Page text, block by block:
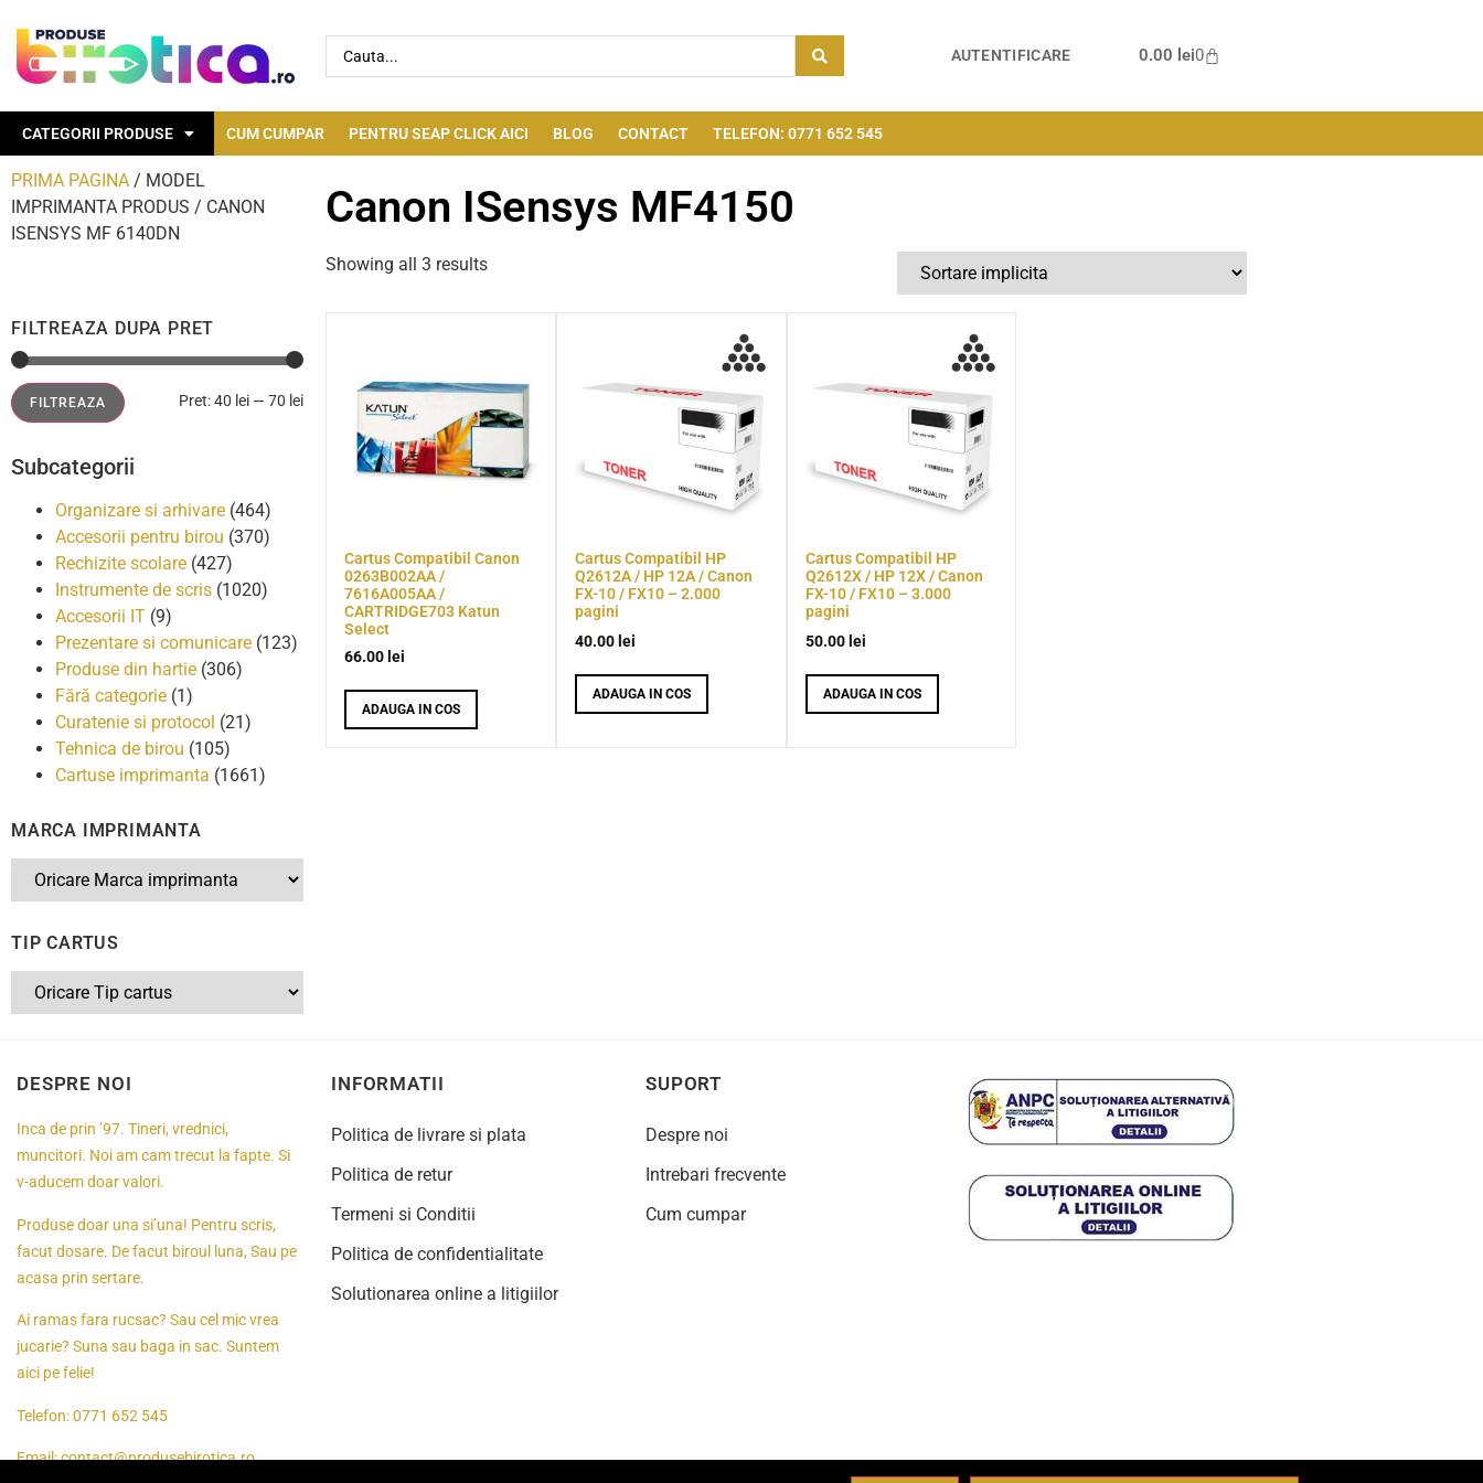
AUTENTIFICARE 0.00 lei0
CATEGORII PRODUSE CUM CUMPAR PENTRU SEAP CLICK AICI BLOG CONTACT TELEFON: 0771 652 545
PRIMA PAGINA / MODEL
IMPRIMANTA PRODUS / CANON
ISENSYS MF 6140DN
FILTREAZA DUPA PRET
FILTREAZA Pret:40 lei —70 lei
Subcategorii
Organizare si arhivare (464)
Accesorii pentru birou (370)
Rechizite scolare (427)
Instrumente de scris (1020)
Accesorii IT (9)
Prezentare si comunicare (123)
Produse din hartie (306)
Fără categorie (1)
Curatenie si protocol (21)
Tehnica de birou (105)
Cartuse imprimanta (1661)
MARCA IMPRIMANTA
TIP CARTUS
Canon ISensys MF4150
Showing all 3 results
Cartus Compatibil Canon
0263B002AA /
7616A005AA /
CARTRIDGE703 Katun
Select
66.00 lei
ADAUGA IN COS
Cartus Compatibil HP
Q2612A / HP 12A / Canon
FX-10 / FX10 – 2.000
pagini
40.00 lei
ADAUGA IN COS
Cartus Compatibil HP
Q2612X / HP 12X / Canon
FX-10 / FX10 – 3.000
pagini
50.00 lei
ADAUGA IN COS
DESPRE NOI
Inca de prin ’97. Tineri, vrednici,
muncitori. Noi am cam trecut la fapte. Si
v-aducem doar valori.
Produse doar una si’una! Pentru scris,
facut dosare. De facut biroul luna, Sau pe
acasa prin sertare.
Ai ramas fara rucsac? Sau cel mic vrea
jucarie? Suna sau baga in sac. Suntem
aici pe felie!
Telefon:0771 652 545
Email:contact@produsebirotica.ro
INFORMATII
Politica de livrare si plata
Politica de retur
Termeni si Conditii
Politica de confidentialitate
Solutionarea online a litigiilor
SUPORT
Despre noi
Intrebari frecvente
Cum cumpar